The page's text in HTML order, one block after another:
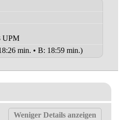
UPM
min. • B: 18:59 min.)